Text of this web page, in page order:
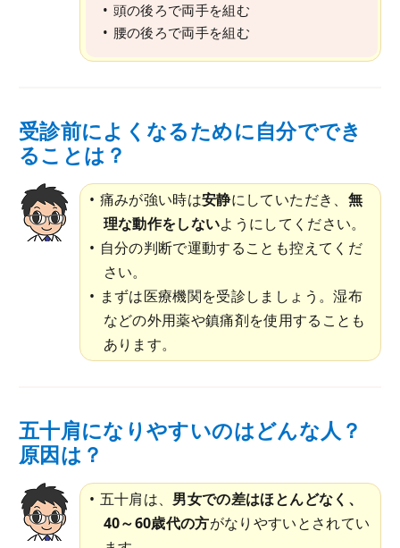
頭の後ろで両手を組む
腰の後ろで両手を組む
受診前によくなるために自分ででき
ることは？
痛みが強い時は安静にしていただき、 無
理な動作をしないようにしてください。
自分の判断で運動することも控えてくだ
さい。
まずは医療機関を受診しましょう。湿布
などの外用薬や鎮痛剤を使用することも
あります。
五十肩になりやすいのはどんな人？
原因は？
五十肩は、 男女での差はほとんどなく、
40～60歳代の方がなりやすいとされてい